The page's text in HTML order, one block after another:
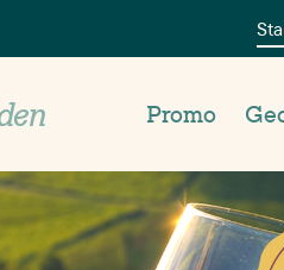
Promo